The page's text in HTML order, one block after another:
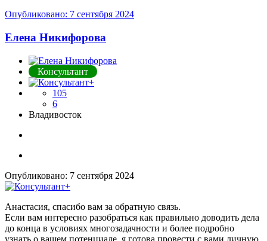
Опубликовано: 7 сентября 2024
Елена Никифорова
Консультант
105
6
Владивосток
Опубликовано: 7 сентября 2024
Анастасия, спасибо вам за обратную связь.
Если вам интересно разобраться как правильно доводить дела
до конца в условиях многозадачности и более подробно
узнать о вашем потенциале, я готова провести с вами личную